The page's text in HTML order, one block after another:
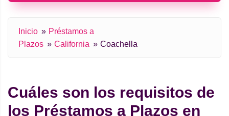
Inicio
Préstamos a
Plazos
California Coachella
Cuáles son los requisitos de
los Préstamos a Plazos en